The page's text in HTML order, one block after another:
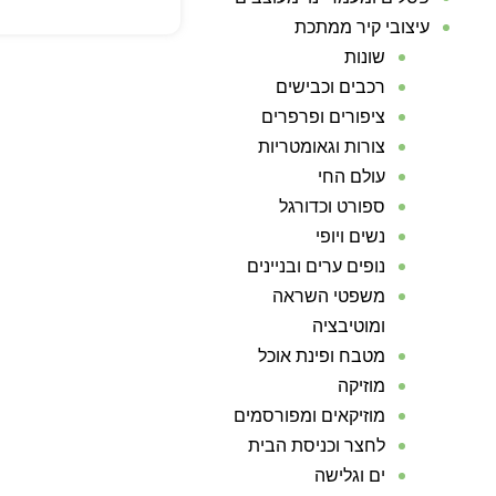
עיצובי קיר ממתכת
שונות
רכבים וכבישים
ציפורים ופרפרים
צורות וגאומטריות
עולם החי
ספורט וכדורגל
נשים ויופי
נופים ערים ובניינים
משפטי השראה
ומוטיבציה
מטבח ופינת אוכל
מוזיקה
מוזיקאים ומפורסמים
לחצר וכניסת הבית
ים וגלישה